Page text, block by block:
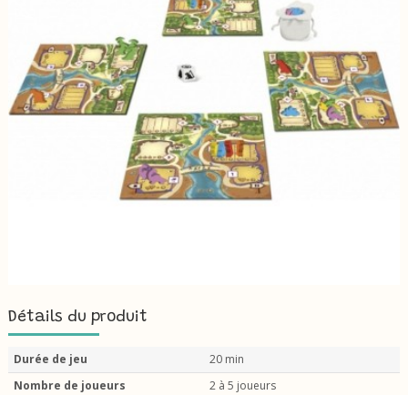
Détails du produit
Durée de jeu
20 min
Nombre de joueurs
2 à 5 joueurs